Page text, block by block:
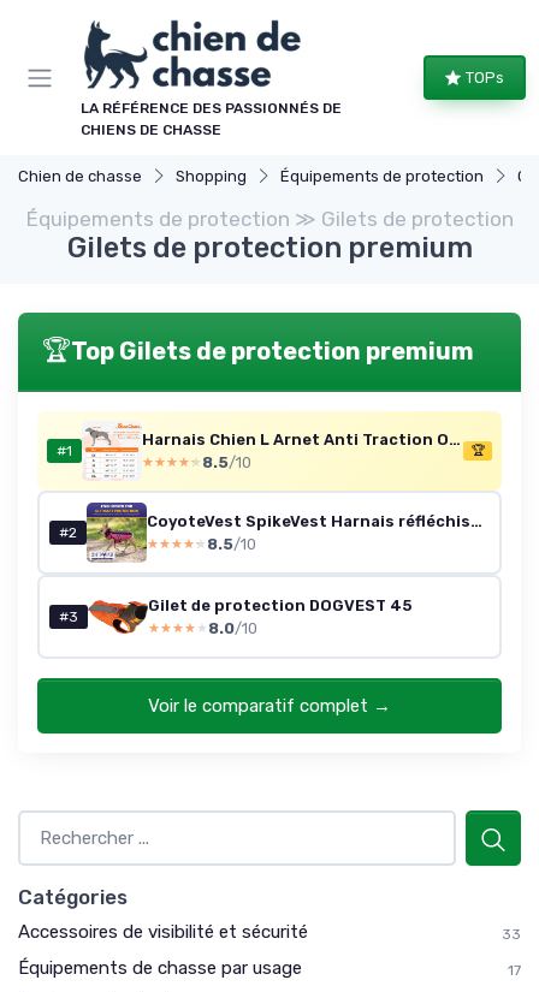
LA RÉFÉRENCE DES PASSIONNÉS DE
CHIENS DE CHASSE
TOPs
Chien de chasse Shopping Équipements de protection
Équipements de protection ≫ Gilets de protection
Gilets de protection premium
🏆Top Gilets de protection premium
#1
Harnais Chien L Arnet Anti Traction Orange Réfléchissant Gilet Réglable pour Chien Grand Taille, Attache Devant Crochet de Laisse pour Randonné Trajet Voiture, American Staff, Border Collie Orange L (Lot de 1)
★★★★★
★★★★★ 8.5/10
🏆
#2
CoyoteVest SpikeVest Harnais réfléchissant pour Petits Chiens, Gilet avec Pics de Protection Contre Coyotes, Rapaces et attaques d’Animaux, conçu aux États-Unis, Taille S, Jaune Small jaune
★★★★★
★★★★★ 8.5/10
#3
Gilet de protection DOGVEST 45
★★★★★
★★★★★ 8.0/10
Voir le comparatif complet →
Catégories
Accessoires de visibilité et sécurité 33
Équipements de chasse par usage 17
Panneau de gestion des cookies